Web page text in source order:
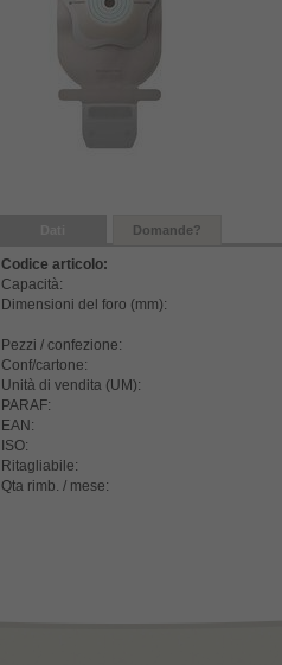
Domande?
Codice articolo:
Capacità:
Dimensioni del foro (mm):
Pezzi / confezione:
Conf/cartone:
Unità di vendita (UM):
PARAF:
EAN:
ISO:
Ritagliabile:
Qta rimb. / mese: